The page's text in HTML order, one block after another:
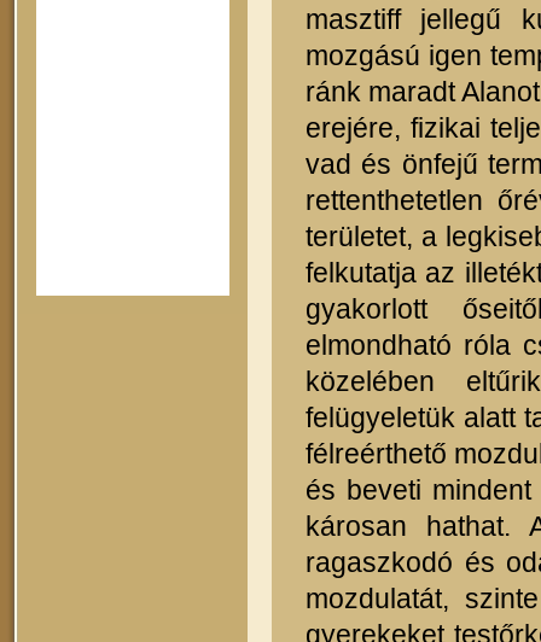
masztiff jellegű
mozgású igen
ránk maradt
erejére, fizikai
vad és önfejű
rettenthetetlen
területet, a
felkutatja az
gyakorlott
elmondható róla
közelében
felügyeletük alatt
félreérthető
és beveti
károsan hathat.
ragaszkodó és
mozdulatát,
gyerekeket